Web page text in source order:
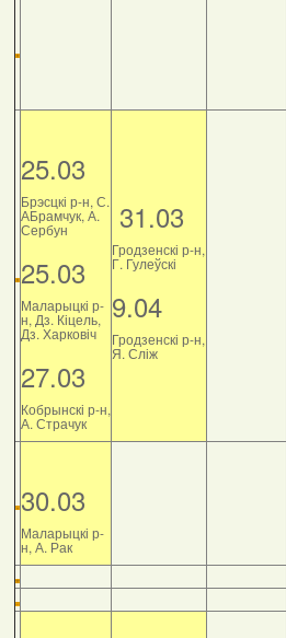
25.03
Брэсцкі р-н, С.
АБрамчук, А.
Сербун
25.03
Маларыцкі р-
н, Дз. Кіцель,
Дз. Харковіч
27.03
Кобрынскі р-н,
А. Страчук
31.03
Гродзенскі р-н,
Г. Гулеўскі
9.04
Гродзенскі р-н,
Я. Сліж
30.03
Маларыцкі р-
н, А. Рак